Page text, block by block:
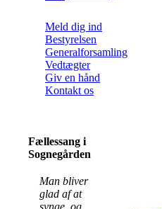
Meld dig ind
Bestyrelsen
Generalforsamling
Vedtægter
Giv en hånd
Kontakt os
Fællessang i
Sognegården
Man bliver
glad af at
synge, og